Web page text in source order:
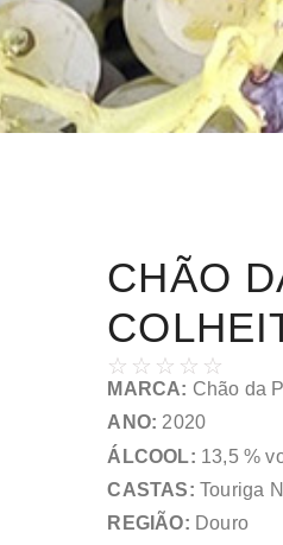
CHÃO
☆ ☆ ☆ ☆ ☆
MARCA: Chão da
ANO: 2020
ÁLCOOL: 13,5 %
CASTAS: Touriga
REGIÃO: Douro